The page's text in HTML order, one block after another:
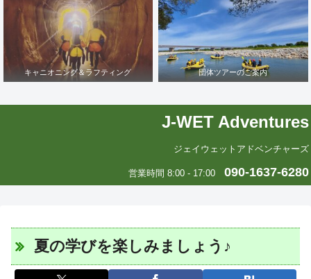
キャニオニング＆ラフティング 団体ツアーのご案内
J-WET Adventures
ジェイウェットアドベンチャーズ
営業時間 8:00 - 17:00 090-1637-6280
夏の学びを楽しみましょう♪